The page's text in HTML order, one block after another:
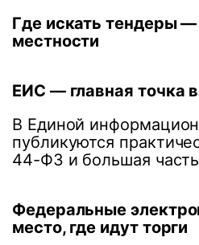
Где искать тендеры
местности
ЕИС — главная точка
В Единой
публикуются
44-ФЗ и большая
Федеральные
место, где идут торги